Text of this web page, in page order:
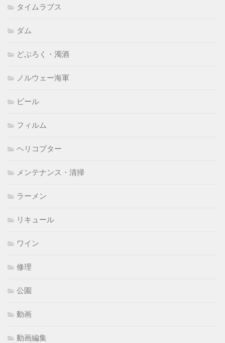
タイムラプス
ダム
どぶろく・濁酒
ノルウェー海軍
ビール
フィルム
ヘリコプター
メンテナンス・清掃
ラーメン
リキュール
ワイン
修理
公園
動画
動画編集